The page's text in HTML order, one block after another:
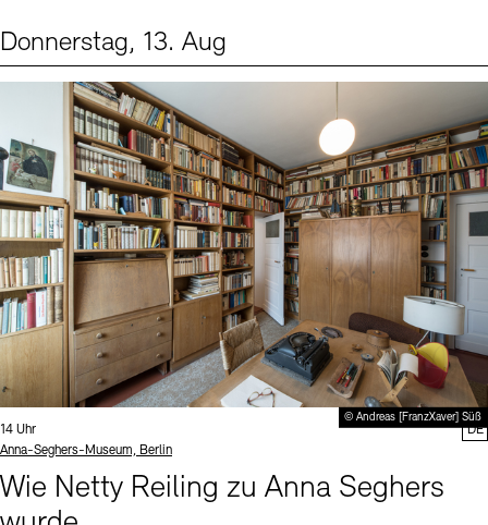
Donnerstag, 13. Aug
© Andreas [FranzXaver] Süß
Uhrzeit:
14 Uhr
Standort
Anna-Seghers-Museum, Berlin
Wie Netty Reiling zu Anna Seghers
DE